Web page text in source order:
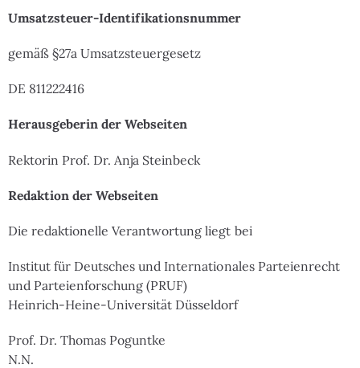
Umsatzsteuer-Identifikationsnummer
gemäß §27a Umsatzsteuergesetz
DE 811222416
Herausgeberin der Webseiten
Rektorin Prof. Dr. Anja Steinbeck
Redaktion der Webseiten
Die redaktionelle Verantwortung liegt bei
Institut für Deutsches und Internationales Parteienrecht
und Parteienforschung (PRUF)
Heinrich-Heine-Universität Düsseldorf
Prof. Dr. Thomas Poguntke
N.N.